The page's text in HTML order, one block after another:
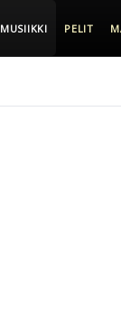
MUSIIKKI PELIT